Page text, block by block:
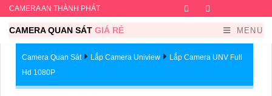
CAMERA AN THÀNH PHÁT Facebook
CAMERA QUAN SÁT GIÁ RẺ MENU
Camera Quan Sát Lắp Camera Uniview
Lắp Camera UNV Full
Hd 1080P